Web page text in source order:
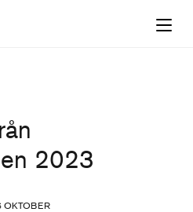
2023
OKTOBER